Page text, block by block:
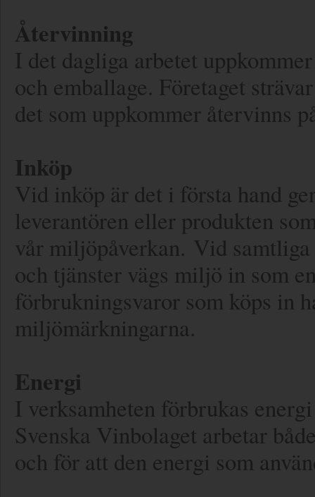
Återvinning
I det dagliga arbetet
och emballage. Företaget
det som uppkommer återvinns
Inköp
Vid inköp är det i första hand
leverantören eller produkten
vår miljöpåverkan. Vid
och tjänster vägs miljö in som
förbrukningsvaror som köps in
miljömärkningarna.
Energi
I verksamheten förbrukas
Svenska Vinbolaget arbetar
och för att den energi som